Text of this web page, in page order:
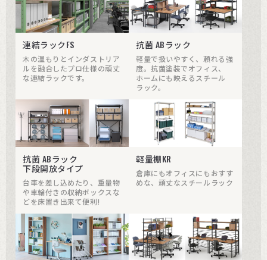
連結ラックFS
木の温もりとインダストリア
ルを融合したプロ仕様の頑丈
な連結ラックです。
抗菌 ABラック
軽量で扱いやすく、頼れる強
度。抗菌塗装でオフィス、
ホームにも映えるスチール
ラック。
抗菌 ABラック
下段開放タイプ
台車を差し込めたり、重量物
や車輪付きの収納ボックスな
どを床置き出来て便利!
軽量棚KR
倉庫にもオフィスにもおすす
めな、頑丈なスチールラック